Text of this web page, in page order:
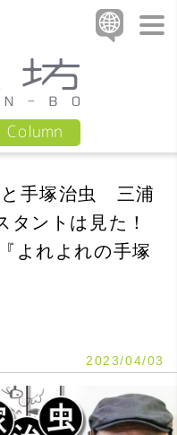
Column
手塚治虫 三浦
ントは見た！
よれよれの手塚
2023/04/03